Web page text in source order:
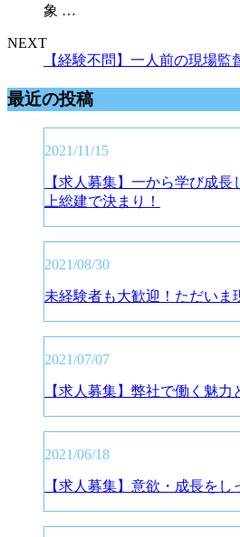
象 …
NEXT
【経験不問】一人前の現場監
最近の投稿
2021/11/15
【求人募集】一から学び成
上総建で決まり！
2021/08/30
未経験者も大歓迎！ただいま
2021/07/07
【求人募集】弊社で働く魅力
2021/06/18
【求人募集】意欲・成長をし